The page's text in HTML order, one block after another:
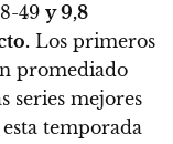
49 y 9,8
Los primeros
promediado
series mejores
temporada